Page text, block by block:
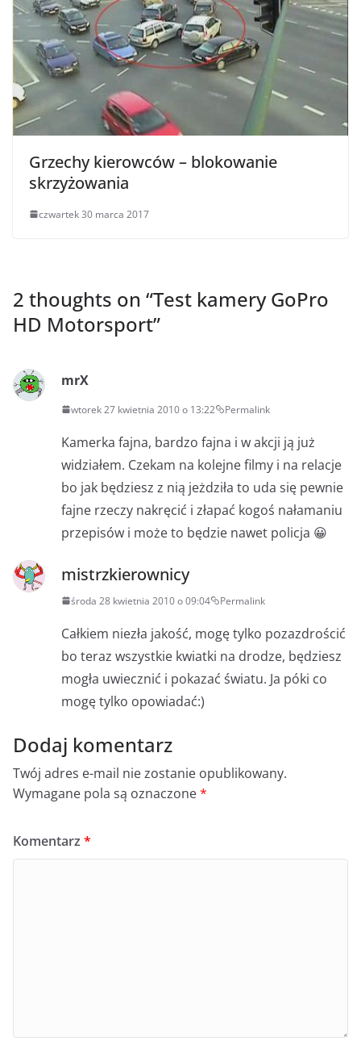
Grzechy kierowców – blokowanie
skrzyżowania
czwartek 30 marca 2017
2 thoughts on “Test kamery GoPro
HD Motorsport”
mrX
wtorek 27 kwietnia 2010 o 13:22 Permalink
Kamerka fajna, bardzo fajna i w akcji ją już
widziałem. Czekam na kolejne filmy i na relacje
bo jak będziesz z nią jeżdziła to uda się pewnie
fajne rzeczy nakręcić i złapać kogoś nałamaniu
przepisów i może to będzie nawet policja 😀
mistrzkierownicy
środa 28 kwietnia 2010 o 09:04 Permalink
Całkiem niezła jakość, mogę tylko pozazdrościć
bo teraz wszystkie kwiatki na drodze, będziesz
mogła uwiecznić i pokazać światu. Ja póki co
mogę tylko opowiadać:)
Dodaj komentarz
Twój adres e-mail nie zostanie opublikowany.
Wymagane pola są oznaczone*
Komentarz *